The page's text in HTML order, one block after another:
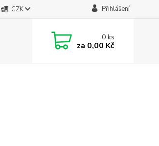
CZK Přihlášení
0ks
za 0,00 Kč